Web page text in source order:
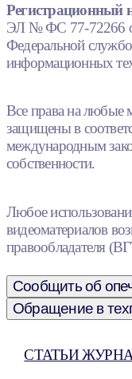
Регистрационный
ЭЛ № ФС 77-72266
Федеральной
информационных
Все права на любые
защищены в
международным
собственности.
Любое
видеоматериалов
правообладателя
Сообщить об
Обращение в
СТАТЬИ